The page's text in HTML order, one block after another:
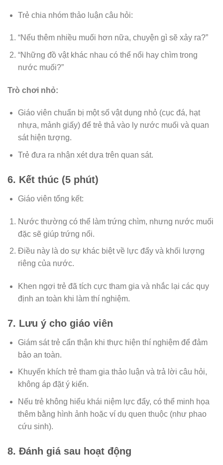
Trẻ chia nhóm thảo luận câu hỏi:
“Nếu thêm nhiều muối hơn nữa, chuyện gì sẽ xảy ra?”
“Những đồ vật khác nhau có thể nổi hay chìm trong
nước muối?”
Trò chơi nhỏ:
Giáo viên chuẩn bị một số vật dụng nhỏ (cục đá, hạt
nhựa, mảnh giấy) để trẻ thả vào ly nước muối và quan
sát hiện tượng.
Trẻ đưa ra nhận xét dựa trên quan sát.
6. Kết thúc (5 phút)
Giáo viên tổng kết:
Nước thường có thể làm trứng chìm, nhưng nước muối
đặc sẽ giúp trứng nổi.
Điều này là do sự khác biệt về lực đẩy và khối lượng
riêng của nước.
Khen ngợi trẻ đã tích cực tham gia và nhắc lại các quy
định an toàn khi làm thí nghiệm.
7. Lưu ý cho giáo viên
Giám sát trẻ cẩn thận khi thực hiện thí nghiệm để đảm
bảo an toàn.
Khuyến khích trẻ tham gia thảo luận và trả lời câu hỏi,
không áp đặt ý kiến.
Nếu trẻ không hiểu khái niệm lực đẩy, có thể minh họa
thêm bằng hình ảnh hoặc ví dụ quen thuộc (như phao
cứu sinh).
8. Đánh giá sau hoạt động